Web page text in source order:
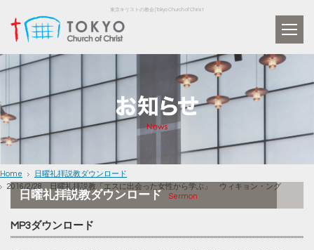
東京キリストの教会 | Tokyo Church of Christ
Home
日曜礼拝説教ダウンロード
2016/2/28 日曜礼拝説教「エスに出会った女性から学ぶ」 ウィキョン・ング
日曜礼拝説教ダウンロード Sermon
MP3ダウンロード